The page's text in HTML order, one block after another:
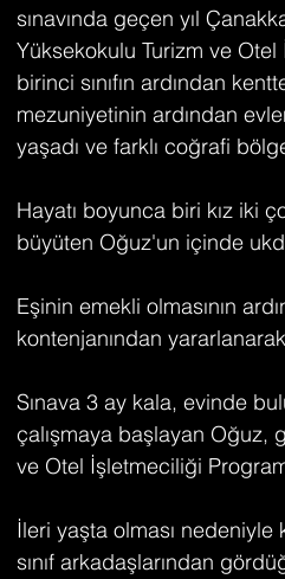
sınavında geçen yıl
Yüksekokulu Turizm ve
birinci sınıfın ardından
mezuniyetinin ardından
yaşadı ve farklı coğrafi
Hayatı boyunca biri kız iki
büyüten Oğuz'un içinde
Eşinin emekli olmasının
kontenjanından
Sınava 3 ay kala, evinde
çalışmaya başlayan Oğuz,
ve Otel İşletmeciliği
İleri yaşta olması nedeniyle
sınıf arkadaşlarından